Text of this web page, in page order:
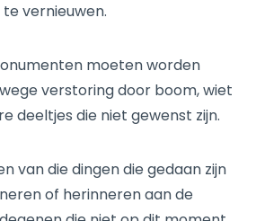
te vernieuwen.
moeten worden
verstoring door boom, wiet
deeltjes die niet gewenst zijn.
van die dingen die gedaan zijn
of herinneren aan de